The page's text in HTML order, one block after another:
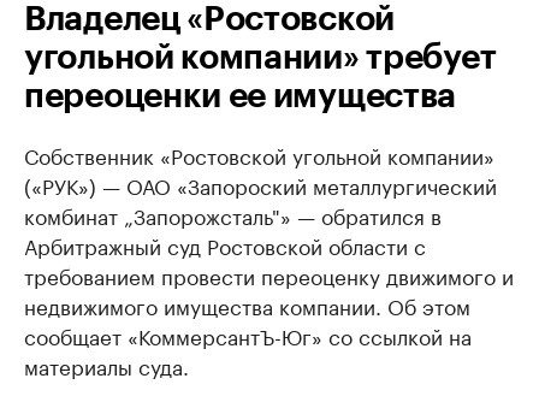
Владелец «Ростовской
угольной компании» требует
переоценки ее имущества
Собственник «Ростовской угольной компании»
(«РУК») — ОАО «Запороский металлургический
комбинат „Запорожсталь"» — обратился в
Арбитражный суд Ростовской области с
требованием провести переоценку движимого и
недвижимого имущества компании. Об этом
сообщает «КоммерсантЪ-Юг» со ссылкой на
материалы суда.